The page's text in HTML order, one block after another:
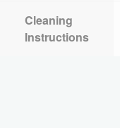
Cleaning
Instructions